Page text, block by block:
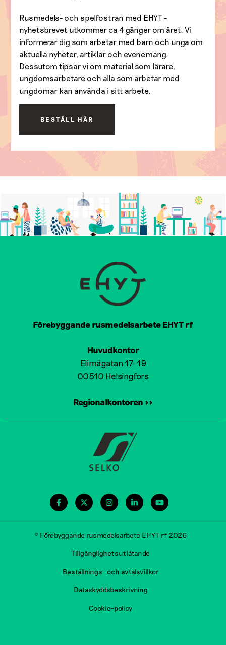
Rusmedels- och spelfostran med EHYT -
nyhetsbrevet utkommer ca 4 gånger om året. Vi
informerar dig som arbetar med barn och unga om
aktuella nyheter, artiklar och evenemang.
Dessutom tipsar vi om material som lärare,
ungdomsarbetare och alla som arbetar med
ungdomar kan använda i sitt arbete.
BESTÄLL HÄR
Förebyggande rusmedelsarbete EHYT rf
Huvudkontor
Elimägatan 17-19
00510 Helsingfors
Regionalkontoren >>
© Förebyggande rusmedelsarbete EHYT rf 2026
Tillgänglighetsutlåtande
Beställnings- och avtalsvillkor
Dataskyddsbeskrivning
Cookie-policy